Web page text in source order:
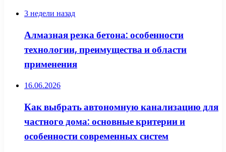
3 недели назад
Алмазная резка бетона: особенности
технологии, преимущества и области
применения
16.06.2026
Как выбрать автономную канализацию для
частного дома: основные критерии и
особенности современных систем